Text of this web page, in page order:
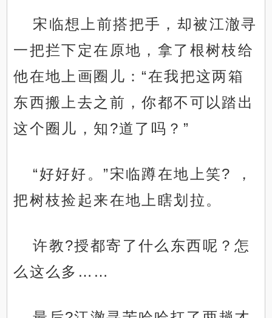
宋临想上前搭把手，却被江澈寻
一把拦下定在原地，拿了根树枝给
他在地上画圈儿：“在我把这两箱
东西搬上去之前，你都不可以踏出
这个圈儿，知?道了吗？”
“好好好。”宋临蹲在地上笑? ，
把树枝捡起来在地上瞎划拉。
许教?授都寄了什么东西呢？怎
么这么多……